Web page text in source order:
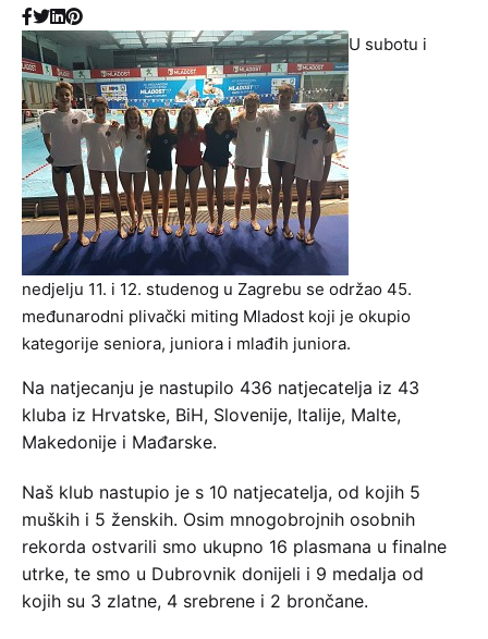
U subotu i
nedjelju 11. i 12. studenog u Zagrebu se održao 45.
međunarodni plivački miting Mladost koji je okupio
kategorije seniora, juniora i mlađih juniora.
Na natjecanju je nastupilo 436 natjecatelja iz 43
kluba iz Hrvatske, BiH, Slovenije, Italije, Malte,
Makedonije i Mađarske.
Naš klub nastupio je s 10 natjecatelja, od kojih 5
muških i 5 ženskih. Osim mnogobrojnih osobnih
rekorda ostvarili smo ukupno 16 plasmana u finalne
utrke, te smo u Dubrovnik donijeli i 9 medalja od
kojih su 3 zlatne, 4 srebrene i 2 brončane.